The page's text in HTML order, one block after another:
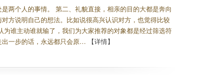
两个人的事情。 第二、礼貌直接，相亲的目的大都是奔向
方说明自己的想法。比如说很高兴认识对方，也觉得比较
谁主动谁就输了，我们为大家推荐的对象都是经过筛选符
出一步的话，永远都只会原…
【详情】